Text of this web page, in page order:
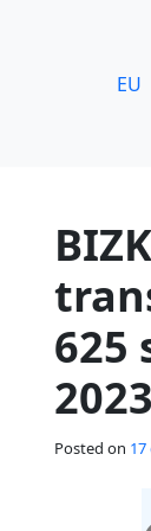
EU
625
2023
Posted on